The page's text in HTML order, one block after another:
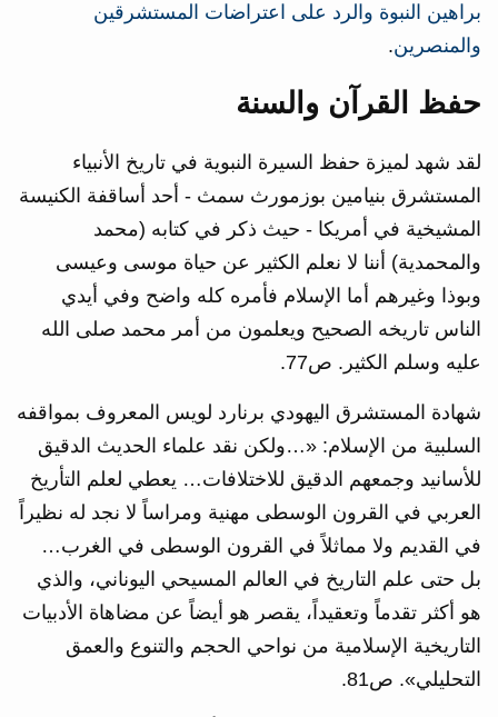
براهين النبوة والرد على اعتراضات المستشرقين
والمنصرين.
حفظ القرآن والسنة
لقد شهد لميزة حفظ السيرة النبوية في تاريخ الأنبياء
المستشرق بنيامين بوزمورث سمث - أحد أساقفة الكنيسة
المشيخية في أمريكا - حيث ذكر في كتابه (محمد
والمحمدية) أننا لا نعلم الكثير عن حياة موسى وعيسى
وبوذا وغيرهم أما الإسلام فأمره كله واضح وفي أيدي
الناس تاريخه الصحيح ويعلمون من أمر محمد صلى الله
عليه وسلم الكثير. ص77.
شهادة المستشرق اليهودي برنارد لويس المعروف بمواقفه
السلبية من الإسلام: «…ولكن نقد علماء الحديث الدقيق
للأسانيد وجمعهم الدقيق للاختلافات… يعطي لعلم التأريخ
العربي في القرون الوسطى مهنية ومراساً لا نجد له نظيراً
في القديم ولا مماثلاً في القرون الوسطى في الغرب…
بل حتى علم التاريخ في العالم المسيحي اليوناني، والذي
هو أكثر تقدماً وتعقيداً، يقصر هو أيضاً عن مضاهاة الأدبيات
التاريخية الإسلامية من نواحي الحجم والتنوع والعمق
التحليلي». ص81.